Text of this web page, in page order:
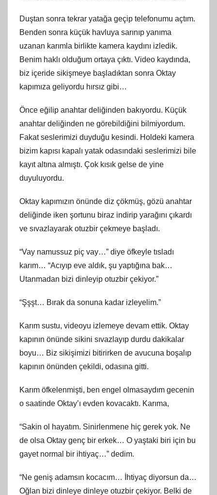
Duştan sonra tekrar yatağa geçip telefonumu açtım.
Benden sonra küçük havluya sarınıp yanıma
uzanan karımla birlikte kamera kaydını izledik.
Benim haklı olduğum ortaya çıktı. Video kaydında,
biz içeride sikişmeye başladıktan sonra Oktay
kapımıza geliyordu hırsız gibi…
Önce eğilip anahtar deliğinden bakıyordu. Küçük
anahtar deliğinden ne görebildiğini bilmiyordum.
Fakat seslerimizi duyduğu kesindi. Holdeki kamera
bizim kapısı kapalı yatak odasındaki seslerimizi bile
kayıt altına almıştı. Çok kısık gelse de yine
duyuluyordu.
Oktay kapımızın önünde diz çökmüş, gözü anahtar
deliğinde iken şortunu biraz indirip yarağını çıkardı
ve sıvazlayarak otuzbir çekmeye başladı.
“Vay namussuz piç vay…” diye öfkeyle tısladı
karım… “Acıyıp eve aldık, şu yaptığına bak…
Utanmadan bizi dinleyip otuzbir çekiyor.”
“Şşşt… Bırak da sonuna kadar izleyelim.”
Karım sustu, videoyu izlemeye devam ettik. Oktay
kapının önünde sikini sıvazlayıp durdu dakikalar
boyu… Biz sikişimizi bitirirken de avucuna boşalıp
kapının önünden çekildi, odasına gitti.
Karım öfkelenmişti, ben engel olmasaydım gecenin
o saatinde Oktay’ı evden kovacaktı. Karıma,
“Sakin ol hayatım. Sinirlenmene hiç gerek yok. Ne
de olsa Oktay genç bir erkek… O yaştaki biri için bu
gayet normal bir ihtiyaç…” dedim.
“Ne geniş adamsın kocacım… İhtiyaç diyorsun da…
Oğlan bizi dinleye dinleye otuzbir çekiyor. Belki de